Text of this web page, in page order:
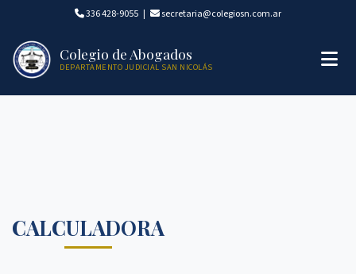
336 428-9055 | secretaria@colegiosn.com.ar
Colegio de Abogados
DEPARTAMENTO JUDICIAL SAN NICOLÁS
CALCULADORA